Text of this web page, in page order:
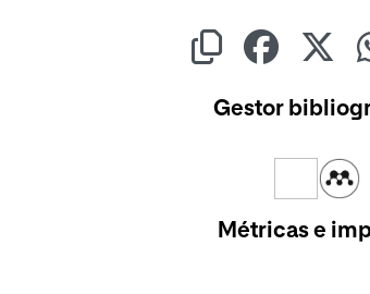
Gestor
Métricas e